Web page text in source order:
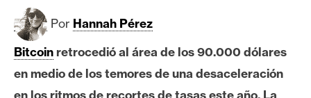
t
o
i
Por Hannah Pérez
Bitcoinretrocedió al área de los 90.000 dólares
en medio de los temores de una desaceleración
en los ritmos de recortes de tasas este año. La